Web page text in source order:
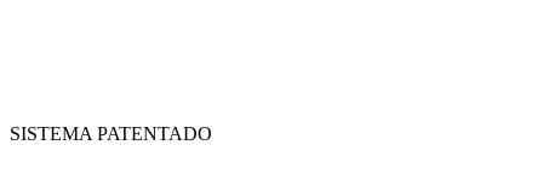
SISTEMA PATENTADO